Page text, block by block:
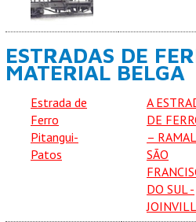
ESTRADAS DE
MATERIAL BELGA
Estrada de
Ferro
Pitangui-
Patos
A
DE
– RAMAL
SÃO
DO SUL -